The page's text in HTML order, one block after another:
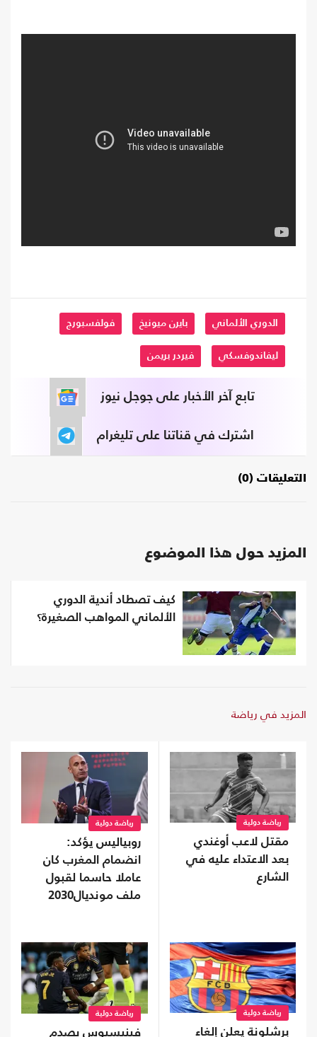
الدوري الألماني بايرن ميونيخ فولفسبورج
ليفاندوفسكي فيردر بريمن
تابع آخر الأخبار على جوجل نيوز
اشترك في قناتنا على تليغرام
التعليقات (0)
المزيد حول هذا الموضوع
كيف تصطاد أندية الدوري
الألماني المواهب الصغيرة؟
المزيد في رياضة
رياضة دولية
مقتل لاعب أوغندي
بعد الاعتداء عليه في
الشارع
رياضة دولية
روبياليس يؤكد:
انضمام المغرب كان
عاملا حاسما لقبول
ملف مونديال2030
رياضة دولية
برشلونة يعلن إلغاء
رياضة دولية
فينيسيوس يصدم